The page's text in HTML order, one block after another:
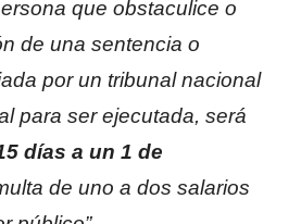
que obstaculice o
de una sentencia o
por un tribunal nacional
para ser ejecutada, será
días a un 1 de
de uno a dos salarios